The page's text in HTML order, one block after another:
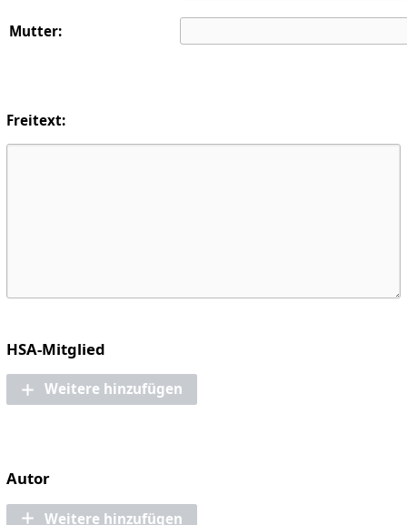
Mutter:
Freitext:
HSA-Mitglied
Weitere hinzufügen
Autor
Weitere hinzufügen